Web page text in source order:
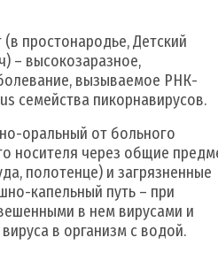
простонародье, Детский
– высокозаразное,
вызываемое РНК-
семейства пикорнавирусов.
оральный от больного
носителя через общие
полотенце) и загрязненные
капельный путь – при
в нем вирусами и
в организм с водой.